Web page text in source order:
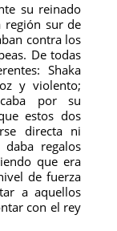
su reinado
región sur de
contra los
De todas
Shaka
y violento;
por su
estos dos
directa ni
daba regalos
que era
de fuerza
a aquellos
con el rey